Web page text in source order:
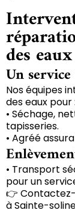
des eaux
Un
Nos équipes
des eaux pour :
• Séchage,
tapisseries.
• Agréé
• Transport
pour un
👉
à Sainte-